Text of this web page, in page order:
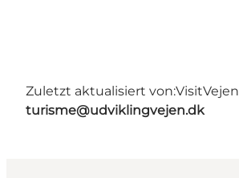
Zuletzt aktualisiert von:VisitVejen
turisme@udviklingvejen.dk